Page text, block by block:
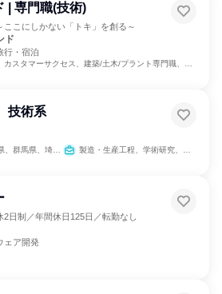
| 専門職(技術)
こにしかない「トキ」を創る～
ド
行・宿泊
スタマーサクセス、建築/土木/プラント専門職、製造・生産工程、クリエイティブ/デザイン職
技術系
京都、神奈川県、愛知県、京都府、福岡県 製造・生産工程、学術研究、商品企画
日制／年間休日125日／転勤なし
ェア開発